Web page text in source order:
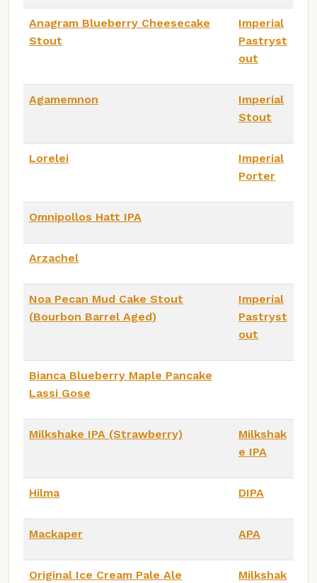
Anagram Blueberry Cheesecake
Stout
Imperial
Pastryst
out
Agamemnon
Imperial
Stout
Lorelei
Imperial
Porter
Omnipollos Hatt IPA
Arzachel
Noa Pecan Mud Cake Stout
(Bourbon Barrel Aged)
Imperial
Pastryst
out
Bianca Blueberry Maple Pancake
Lassi Gose
Milkshake IPA (Strawberry)
Milkshak
e IPA
Hilma DIPA
Mackaper APA
Original Ice Cream Pale Ale
Milkshak